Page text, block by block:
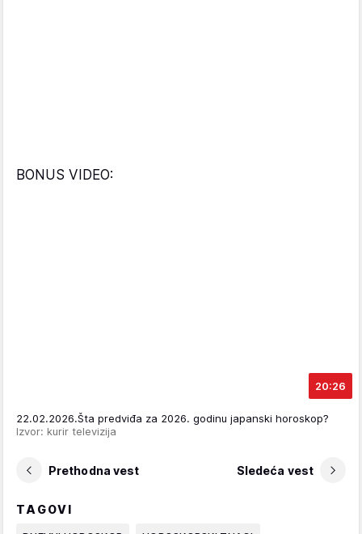
BONUS VIDEO:
20:26
22.02.2026.Šta predviđa za 2026. godinu japanski horoskop?
Izvor: kurir televizija
Prethodna vest Sledeća vest
TAGOVI